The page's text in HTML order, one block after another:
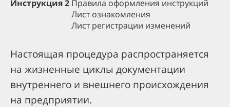
Инструкция 2 Правила оформления инструкций
Лист ознакомления
Лист регистрации изменений
Настоящая процедура распространяется
на жизненные циклы документации
внутреннего и внешнего происхождения
на предприятии.